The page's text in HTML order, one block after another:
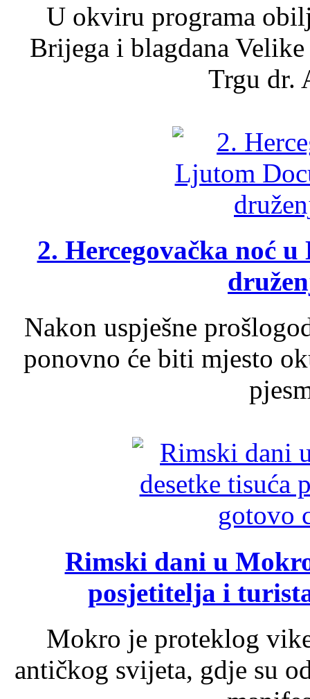
U okviru programa
Brijega i blagdana
Trgu dr.
2. Hercegovačka noć
Nakon uspješne
ponovno će biti mjesto
Rimski dani u
posjetitelja i
Mokro je proteklog
antičkog svijeta, gdje su